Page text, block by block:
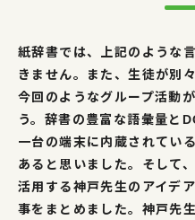
紙辞書では、上記のような
きません。また、生徒が別
今回のようなグループ活動
う。辞書の豊富な語彙量と
一台の端末に内蔵されてい
あると思いました。そして
活用する神戸先生のアイデ
事をまとめました。神戸先